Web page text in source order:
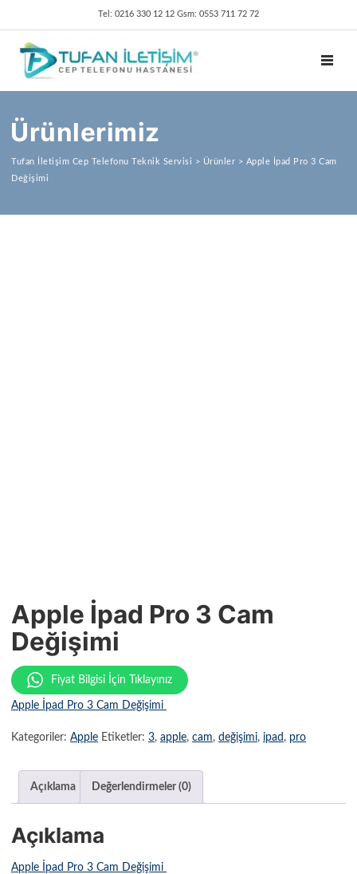
Tel: 0216 330 12 12 Gsm: 0553 711 72 72
Ürünlerimiz
Tufan İletişim Cep Telefonu Teknik Servisi > Ürünler > Apple İpad Pro 3 Cam
Değişimi
Apple İpad Pro 3 Cam
Değişimi
Fiyat Bilgisi İçin Tıklayınız
Apple İpad Pro 3 Cam Değişimi
Kategoriler: Apple Etiketler: 3, apple, cam, değişimi, ipad , pro
Açıklama Değerlendirmeler (0)
Açıklama
Apple İpad Pro 3 Cam Değişimi